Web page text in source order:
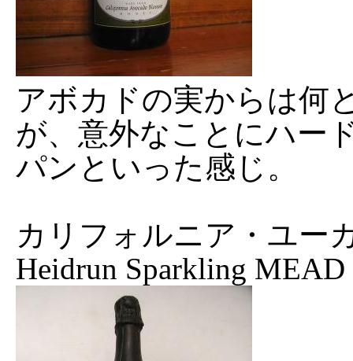
アボカドの実からは何
が、意外なことにハー
パンといった感じ。
カリフォルニア・ユー
Heidrun Sparkling